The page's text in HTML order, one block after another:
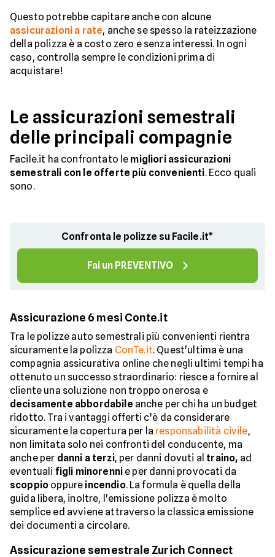
Questo potrebbe capitare anche con alcune
assicurazioni a rate, anche se spesso la rateizzazione
della polizza è a costo zero e senza interessi. In ogni
caso, controlla sempre le condizioni prima di
acquistare!
Le assicurazioni semestrali
delle principali compagnie
Facile.it ha confrontato le migliori assicurazioni
semestrali con le offerte più convenienti. Ecco quali
sono.
Confronta le polizze su Facile.it*
Fai un PREVENTIVO
Assicurazione 6 mesi Conte.it
Tra le polizze auto semestrali più convenienti rientra
sicuramente la polizza ConTe.it. Quest'ultima è una
compagnia assicurativa online che negli ultimi tempi ha
ottenuto un successo straordinario: riesce a fornire al
cliente una soluzione non troppo onerosa e
decisamente abbordabile anche per chi ha un budget
ridotto. Tra i vantaggi offerti c’è da considerare
sicuramente la copertura per la responsabilità civile,
non limitata solo nei confronti del conducente, ma
anche per danni a terzi, per danni dovuti al traino, ad
eventuali figli minorenni e per danni provocati da
scoppio oppure incendio. La formula è quella della
guida libera, inoltre, l'emissione polizza è molto
semplice ed avviene attraverso la classica emissione
dei documenti a circolare.
Assicurazione semestrale Zurich Connect